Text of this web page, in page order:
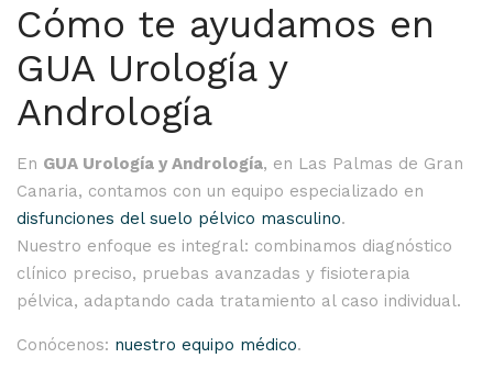
Cómo te ayudamos en
GUA Urología y
Andrología
En GUA Urología y Andrología, en Las Palmas de Gran
Canaria, contamos con un equipo especializado en
disfunciones del suelo pélvico masculino.
Nuestro enfoque es integral: combinamos diagnóstico
clínico preciso, pruebas avanzadas y fisioterapia
pélvica, adaptando cada tratamiento al caso individual.
Conócenos: nuestro equipo médico.